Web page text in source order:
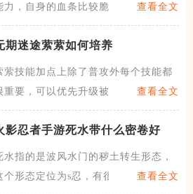
力，自身的血条比较脆，玩
查看全文
期迷途萦萦如何培养
萦技能加点上除了普攻外每个技能都
重要，可以优先升级被动花
查看全文
影忍者手游死水带什么密卷好
水指的是波风水门的秽土转生形态，
个形态定位为s忍，有很强
查看全文